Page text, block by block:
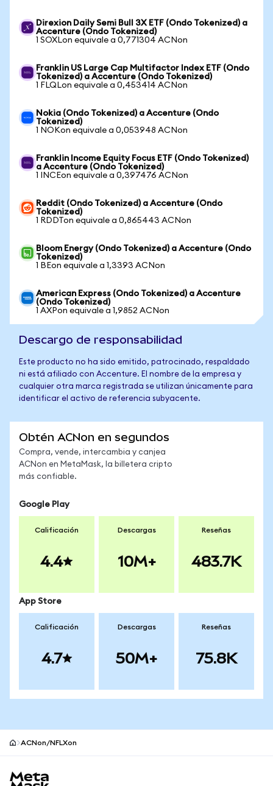
Direxion Daily Semi Bull 3X ETF (Ondo Tokenized) a
Accenture (Ondo Tokenized)
1 SOXLon equivale a 0,771304 ACNon
Franklin US Large Cap Multifactor Index ETF (Ondo
Tokenized) a Accenture (Ondo Tokenized)
1 FLQLon equivale a 0,453414 ACNon
Nokia (Ondo Tokenized) a Accenture (Ondo
Tokenized)
1 NOKon equivale a 0,053948 ACNon
Franklin Income Equity Focus ETF (Ondo Tokenized)
a Accenture (Ondo Tokenized)
1 INCEon equivale a 0,397476 ACNon
Reddit (Ondo Tokenized) a Accenture (Ondo
Tokenized)
1 RDDTon equivale a 0,865443 ACNon
Bloom Energy (Ondo Tokenized) a Accenture (Ondo
Tokenized)
1 BEon equivale a 1,3393 ACNon
American Express (Ondo Tokenized) a Accenture
(Ondo Tokenized)
1 AXPon equivale a 1,9852 ACNon
Descargo de responsabilidad
Este producto no ha sido emitido, patrocinado, respaldado
ni está afiliado con Accenture. El nombre de la empresa y
cualquier otra marca registrada se utilizan únicamente para
identificar el activo de referencia subyacente.
Obtén ACNon en segundos
Compra, vende, intercambia y canjea
ACNon en MetaMask, la billetera cripto
más confiable.
Google Play
Calificación
4.4
Descargas
10M+
Reseñas
483.7K
App Store
Calificación
4.7
Descargas
50M+
Reseñas
75.8K
ACNon/NFLXon